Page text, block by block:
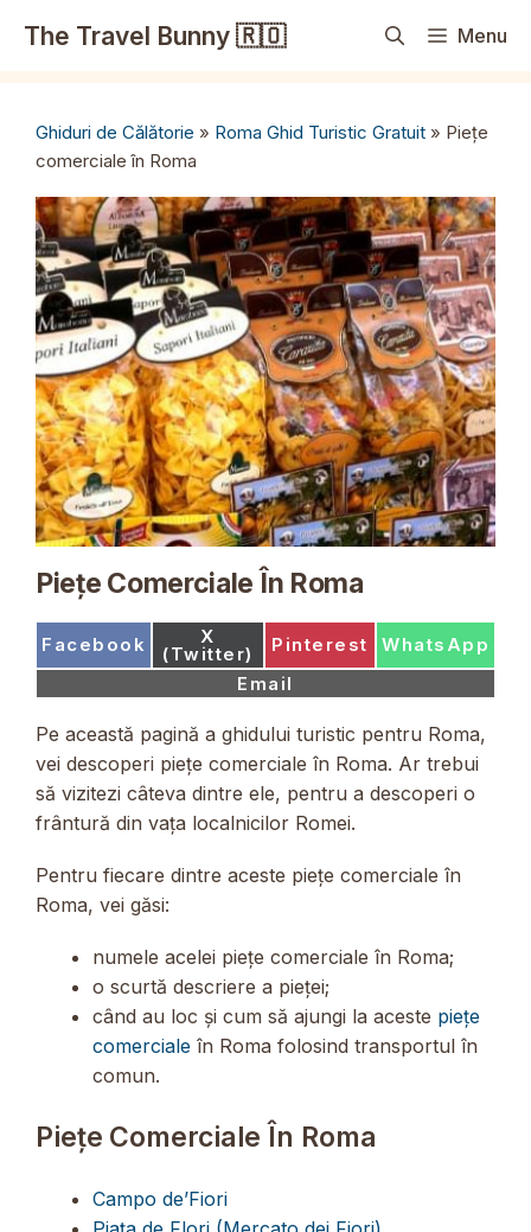
The Travel Bunny 🇷🇴 Menu
Ghiduri de Călătorie » Roma Ghid Turistic Gratuit » Piețe
comerciale în Roma
Piețe Comerciale În Roma
Share
Facebook Share
on
X
(Twitter) Share
Pinterest Share
WhatsApp
Share
on
Email
Pe această pagină a ghidului turistic pentru Roma,
vei descoperi piețe comerciale în Roma. Ar trebui
să vizitezi câteva dintre ele, pentru a descoperi o
frântură din vața localnicilor Romei.
Pentru fiecare dintre aceste piețe comerciale în
Roma, vei găsi:
numele acelei piețe comerciale în Roma;
o scurtă descriere a pieței;
când au loc și cum să ajungi la aceste piețe
comerciale în Roma folosind transportul în
comun.
Piețe Comerciale În Roma
Campo de’Fiori